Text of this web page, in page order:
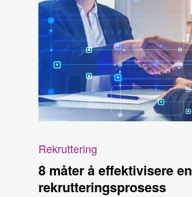
Rekruttering
8 måter å effektivisere en
rekrutteringsprosess